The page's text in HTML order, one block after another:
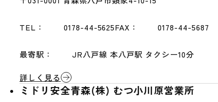
TEL： 0178-44-5625FAX： 0178-44-5687
最寄駅：
JR八戸線 本八戸駅 タクシー10分
詳しく見る
ミドリ安全青森(株) むつ小川原営業所